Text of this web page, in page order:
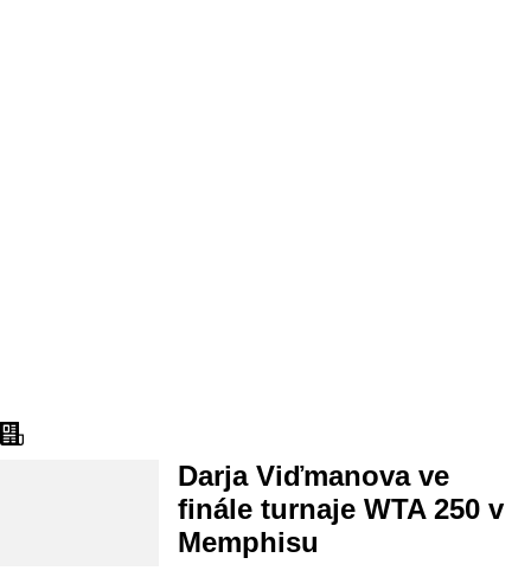
Darja Viďmanova ve
finále turnaje WTA 250 v
Memphisu